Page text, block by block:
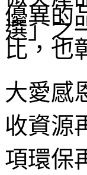
優異的
比，也
大愛感
收資源
項環保